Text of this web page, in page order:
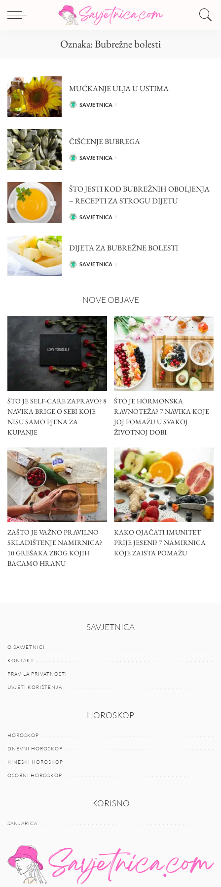
Oznaka:Bubrežne bolesti
MUĆKANJE ULJA U USTIMA
POSTEDSAVJETNICA
ČIŠĆENJE BUBREGA
POSTEDSAVJETNICA
ŠTO JESTI KOD BUBREŽNIH OBOLJENJA
– RECEPTI ZA STROGU DIJETU
POSTEDSAVJETNICA
DIJETA ZA BUBREŽNE BOLESTI
POSTEDSAVJETNICA
NOVE OBJAVE
ŠTO JE SELF-CARE ZAPRAVO? 8
NAVIKA BRIGE O SEBI KOJE
NISU SAMO PJENA ZA
KUPANJE
ŠTO JE HORMONSKA
RAVNOTEŽA? 7 NAVIKA KOJE
JOJ POMAŽU U SVAKOJ
ŽIVOTNOJ DOBI
ZAŠTO JE VAŽNO PRAVILNO
SKLADIŠTENJE NAMIRNICA?
10 GREŠAKA ZBOG KOJIH
BACAMO HRANU
KAKO OJAČATI IMUNITET
PRIJE JESENI? 7 NAMIRNICA
KOJE ZAISTA POMAŽU
SAVJETNICA
O SAVJETNICI
KONTAKT
PRAVILA PRIVATNOSTI
UVJETI KORIŠTENJA
HOROSKOP
HOROSKOP
DNEVNI HOROSKOP
KINESKI HOROSKOP
OSOBNI HOROSKOP
KORISNO
SANJARICA